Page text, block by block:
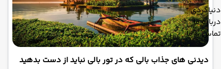
دنیاگردی
درباره ما
تماس با ما
دیدنی‌ های جذاب بالی که در تور بالی نباید از دست بدهید